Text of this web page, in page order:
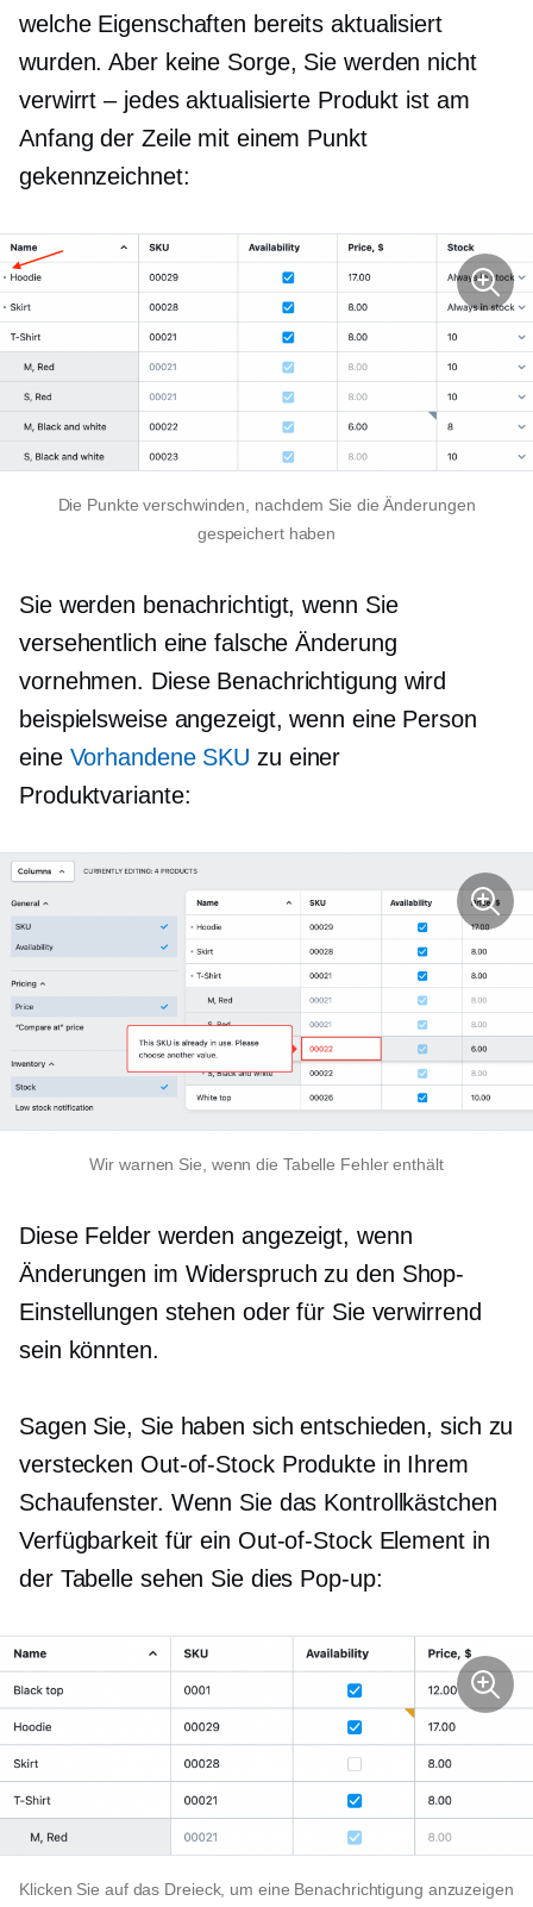
welche Eigenschaften bereits aktualisiert
wurden. Aber keine Sorge, Sie werden nicht
verwirrt – jedes aktualisierte Produkt ist am
Anfang der Zeile mit einem Punkt
gekennzeichnet:
Die Punkte verschwinden, nachdem Sie die Änderungen
gespeichert haben
Sie werden benachrichtigt, wenn Sie
versehentlich eine falsche Änderung
vornehmen. Diese Benachrichtigung wird
beispielsweise angezeigt, wenn eine Person
eine Vorhandene SKU zu einer
Produktvariante:
Wir warnen Sie, wenn die Tabelle Fehler enthält
Diese Felder werden angezeigt, wenn
Änderungen im Widerspruch zu den Shop-
Einstellungen stehen oder für Sie verwirrend
sein könnten.
Sagen Sie, Sie haben sich entschieden, sich zu
verstecken Out-of-StockProdukte in Ihrem
Schaufenster. Wenn Sie das Kontrollkästchen
Verfügbarkeit für ein Out-of-StockElement in
der Tabelle sehen Sie dies Pop-up:
Klicken Sie auf das Dreieck, um eine Benachrichtigung anzuzeigen